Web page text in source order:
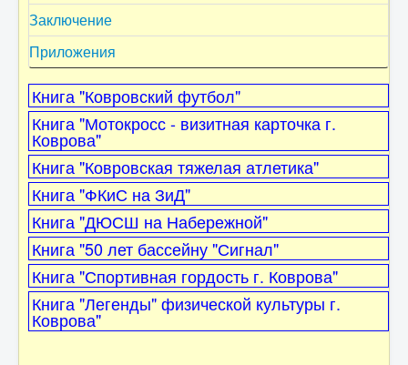
ФКиС г. Коврова
Заключение
Приложения
Книга "Ковровский футбол"
Книга "Мотокросс - визитная карточка г.
Коврова"
Книга "Ковровская тяжелая атлетика"
Книга "ФКиС на ЗиД"
Книга "ДЮСШ на Набережной"
Книга "50 лет бассейну "Сигнал"
Книга "Спортивная гордость г. Коврова"
Книга "Легенды" физической культуры г.
Коврова"